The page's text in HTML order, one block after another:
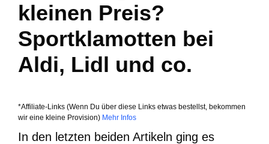
kleinen Preis?
Sportklamotten bei
Aldi, Lidl und co.
*Affiliate-Links (Wenn Du über diese Links etwas bestellst, bekommen
wir eine kleine Provision) Mehr Infos
In den letzten beiden Artikeln ging es